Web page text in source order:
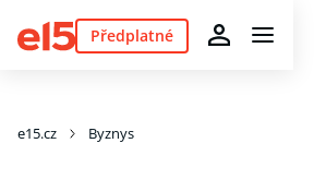
Předplatné
e15.cz Byznys